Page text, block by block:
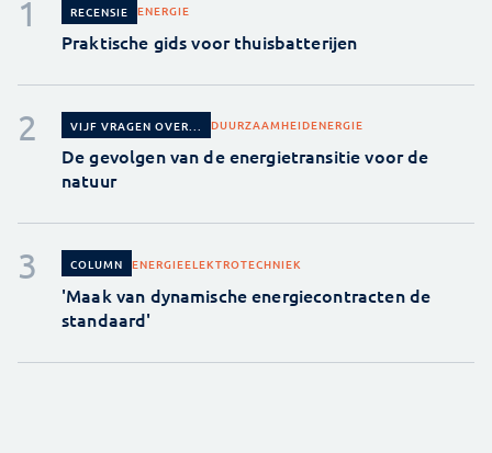
RECENSIE ENERGIE
Praktische gids voor thuisbatterijen
VIJF VRAGEN OVER... DUURZAAMHEIDENERGIE
De gevolgen van de energietransitie voor de
natuur
COLUMN ENERGIEELEKTROTECHNIEK
'Maak van dynamische energiecontracten de
standaard'